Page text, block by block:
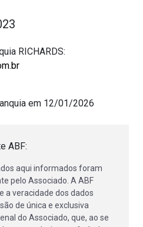
RICHARDS:
em 12/01/2026
ABF:
aqui informados foram
pelo Associado. A ABF
a veracidade dos dados
de única e exclusiva
do Associado, que, ao se